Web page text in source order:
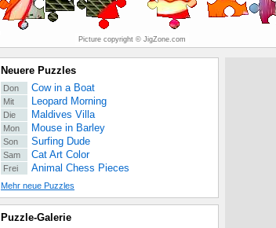
Picture copyright © JigZone.com
Neuere Puzzles
Don Cow in a Boat
Mit Leopard Morning
Die Maldives Villa
Mon Mouse in Barley
Son Surfing Dude
Sam Cat Art Color
Frei Animal Chess Pieces
Mehr neue Puzzles
Puzzle-Galerie